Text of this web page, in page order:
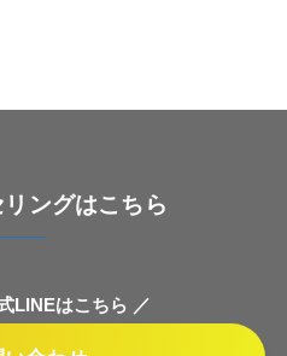
ングはこちら
LINEはこちら ／